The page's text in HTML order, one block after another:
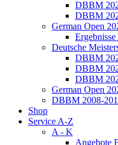
DBBM
DBBM
German Open
Deutsche
DBBM
DBBM
DBBM
German Open
DBBM 2008-
Shop
Service A-Z
A - K
Angebote